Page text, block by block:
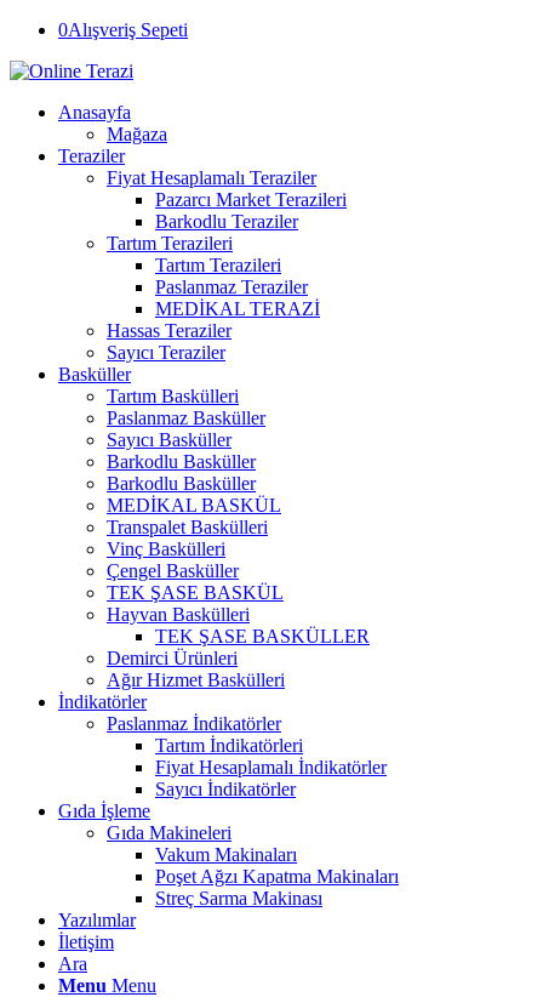
0Alışveriş Sepeti
Anasayfa
Mağaza
Teraziler
Fiyat Hesaplamalı Teraziler
Pazarcı Market Terazileri
Barkodlu Teraziler
Tartım Terazileri
Tartım Terazileri
Paslanmaz Teraziler
MEDİKAL TERAZİ
Hassas Teraziler
Sayıcı Teraziler
Basküller
Tartım Baskülleri
Paslanmaz Basküller
Sayıcı Basküller
Barkodlu Basküller
Barkodlu Basküller
MEDİKAL BASKÜL
Transpalet Baskülleri
Vinç Baskülleri
Çengel Basküller
TEK ŞASE BASKÜL
Hayvan Baskülleri
TEK ŞASE BASKÜLLER
Demirci Ürünleri
Ağır Hizmet Baskülleri
İndikatörler
Paslanmaz İndikatörler
Tartım İndikatörleri
Fiyat Hesaplamalı İndikatörler
Sayıcı İndikatörler
Gıda İşleme
Gıda Makineleri
Vakum Makinaları
Poşet Ağzı Kapatma Makinaları
Streç Sarma Makinası
Yazılımlar
İletişim
Ara
Menu Menu